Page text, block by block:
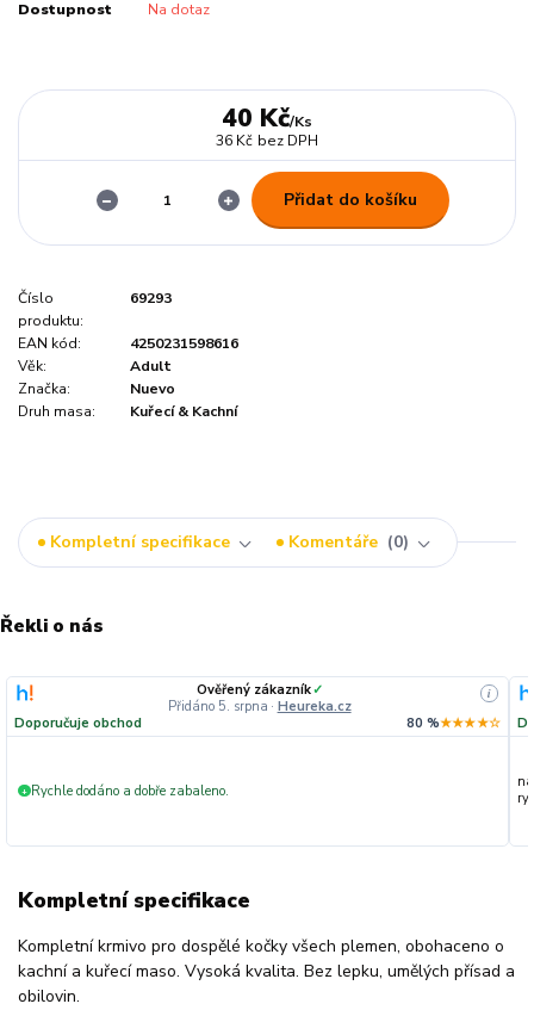
Dostupnost Na dotaz
40 Kč/Ks
36 Kč bez DPH
Přidat do košíku
Číslo
produktu:
69293
EAN kód:
4250231598616
Věk:
Adult
Značka:
Nuevo
Druh masa:
Kuřecí & Kachní
Kompletní specifikace Komentáře 0
Řekli o nás
Ověřený zákazník✓
Přidáno 5. srpna · Heureka.cz
i
Doporučuje obchod 80 %★★★★☆
+ Rychle dodáno a dobře zabaleno.
Kompletní specifikace
Kompletní krmivo pro dospělé kočky všech plemen, obohaceno o
kachní a kuřecí maso. Vysoká kvalita. Bez lepku, umělých přísad a
obilovin.